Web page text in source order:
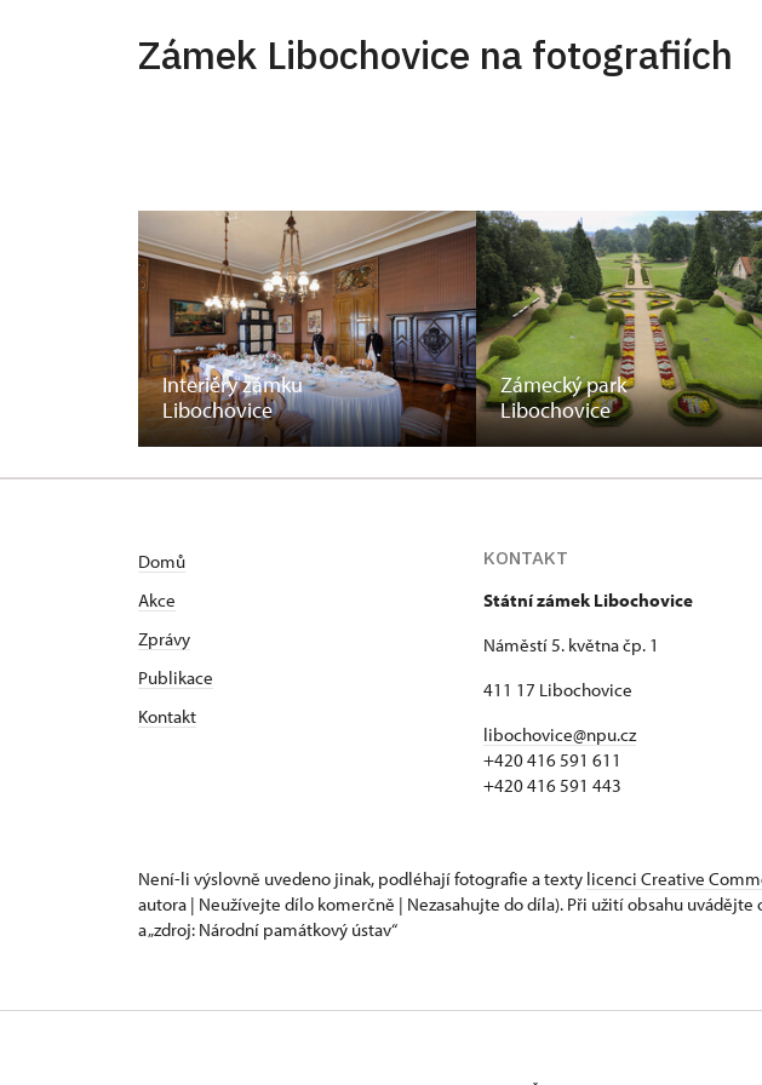
Zámek Libochovice na fotografiích
Interiéry zámku
Libochovice
Zámecký park
Libochovice
Domů
Akce
Zprávy
Publikace
Kontakt
KONTAKT
Státní zámek Libochovice
Náměstí 5. května čp. 1
411 17 Libochovice
libochovice@npu.cz
+420 416 591 611
+420 416 591 443
Není-li výslovně uvedeno jinak, podléhají fotografie a texty licenci Creative
autora | Neužívejte dílo komerčně | Nezasahujte do díla). Při užití obsahu uvádějte
a „zdroj: Národní památkový ústav“